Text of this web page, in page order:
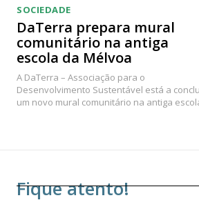
SOCIEDADE
DaTerra prepara mural
comunitário na antiga
escola da Mélvoa
A DaTerra – Associação para o
Desenvolvimento Sustentável está a
um novo mural comunitário na antiga
Fique atento!